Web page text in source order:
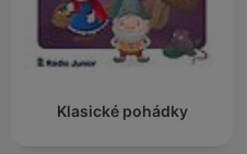
Klasické pohádky